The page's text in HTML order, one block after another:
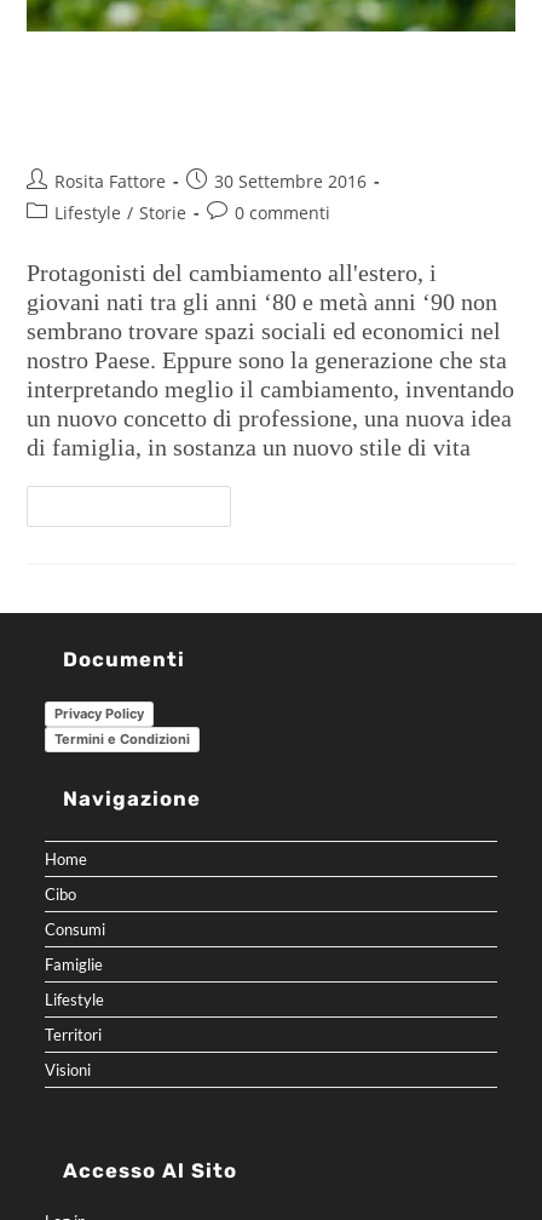
Rosita Fattore
30 Settembre 2016
Lifestyle / Storie 0 commenti
Protagonisti del cambiamento all'estero, i
giovani nati tra gli anni ‘80 e metà anni ‘90 non
sembrano trovare spazi sociali ed economici nel
nostro Paese. Eppure sono la generazione che sta
interpretando meglio il cambiamento, inventando
un nuovo concetto di professione, una nuova idea
di famiglia, in sostanza un nuovo stile di vita
Documenti
Privacy Policy
Termini e Condizioni
Navigazione
Home
Cibo
Consumi
Famiglie
Lifestyle
Territori
Visioni
Accesso Al Sito